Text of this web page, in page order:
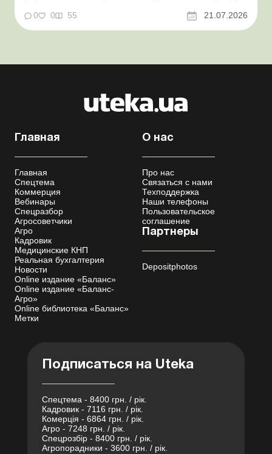
переоформления отсрочки от призыва во время
Координационный центр по организации
0 0 55 21.07.2026
Главная
Главная
Спецтема
Коммерция
Вебинары
Спецразбор
Агросоветчики
Агро
Кадровик
Медицинские КНП
Реальная бухгалтерия
Новости
Online издание «Баланс»
Online издание «Баланс-
Агро»
Online библиотека «Баланс»
Метки
О нас
Про нас
Связаться с нами
Техподдержка
Наши телефоны
Пользовательское
соглашение
Партнеры
Depositphotos
Подписаться на Uteka
Спецтема - 8400 грн. / рік.
Кадровик - 7116 грн. / рік.
Комерція - 6864 грн. / рік.
Агро - 7248 грн. / рік.
Спецрозбір - 8400 грн. / рік.
Агропорадники - 3600 грн. / рік.